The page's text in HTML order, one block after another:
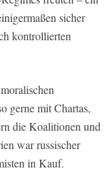
sicher
kontrollierten
gerne mit Chartas,
die Koalitionen und
war russischer
in Kauf.